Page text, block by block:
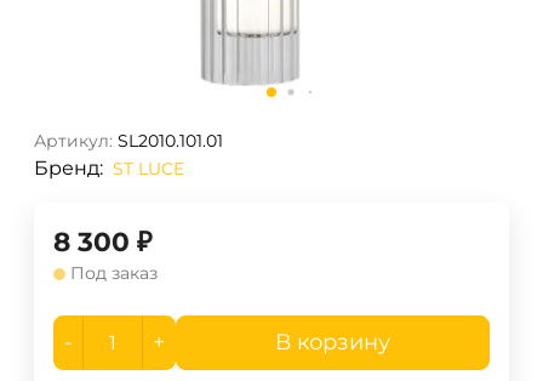
Артикул: SL2010.101.01
Бренд: ST LUCE
8 300 ₽
Под заказ
- + В корзину